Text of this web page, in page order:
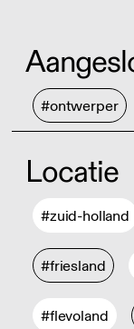
#ontwerper
Locatie
#zuid-holland
#friesland
#flevoland